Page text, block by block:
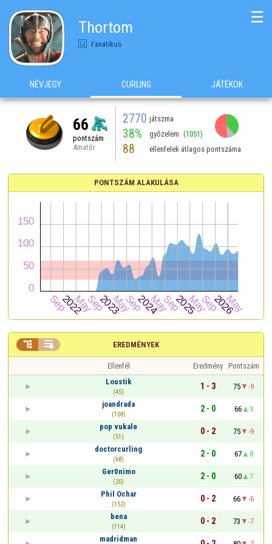
Thortom
Fanatikus
☰
NÉVJEGY CURLING JÁTÉKOK
66
pontszám
Amatőr
2770 játszma
38% győzelem (1051)
88 ellenfelek átlagos pontszáma
PONTSZÁM ALAKULÁSA
EREDMÉNYEK
 
Ellenfél Eredmény Pontszám
Loustik
(45)
1 - 3 75
-9
joandrada
(108)
2 - 0 66
9
pop vukale
(51)
0 - 2 75
-9
doctorcurling
(68)
2 - 0 67
8
Ger0nimo
(20)
2 - 0 60
7
Phil Ochar
(152)
0 - 2 66
-6
bena
(114)
0 - 2 73
-7
madridman